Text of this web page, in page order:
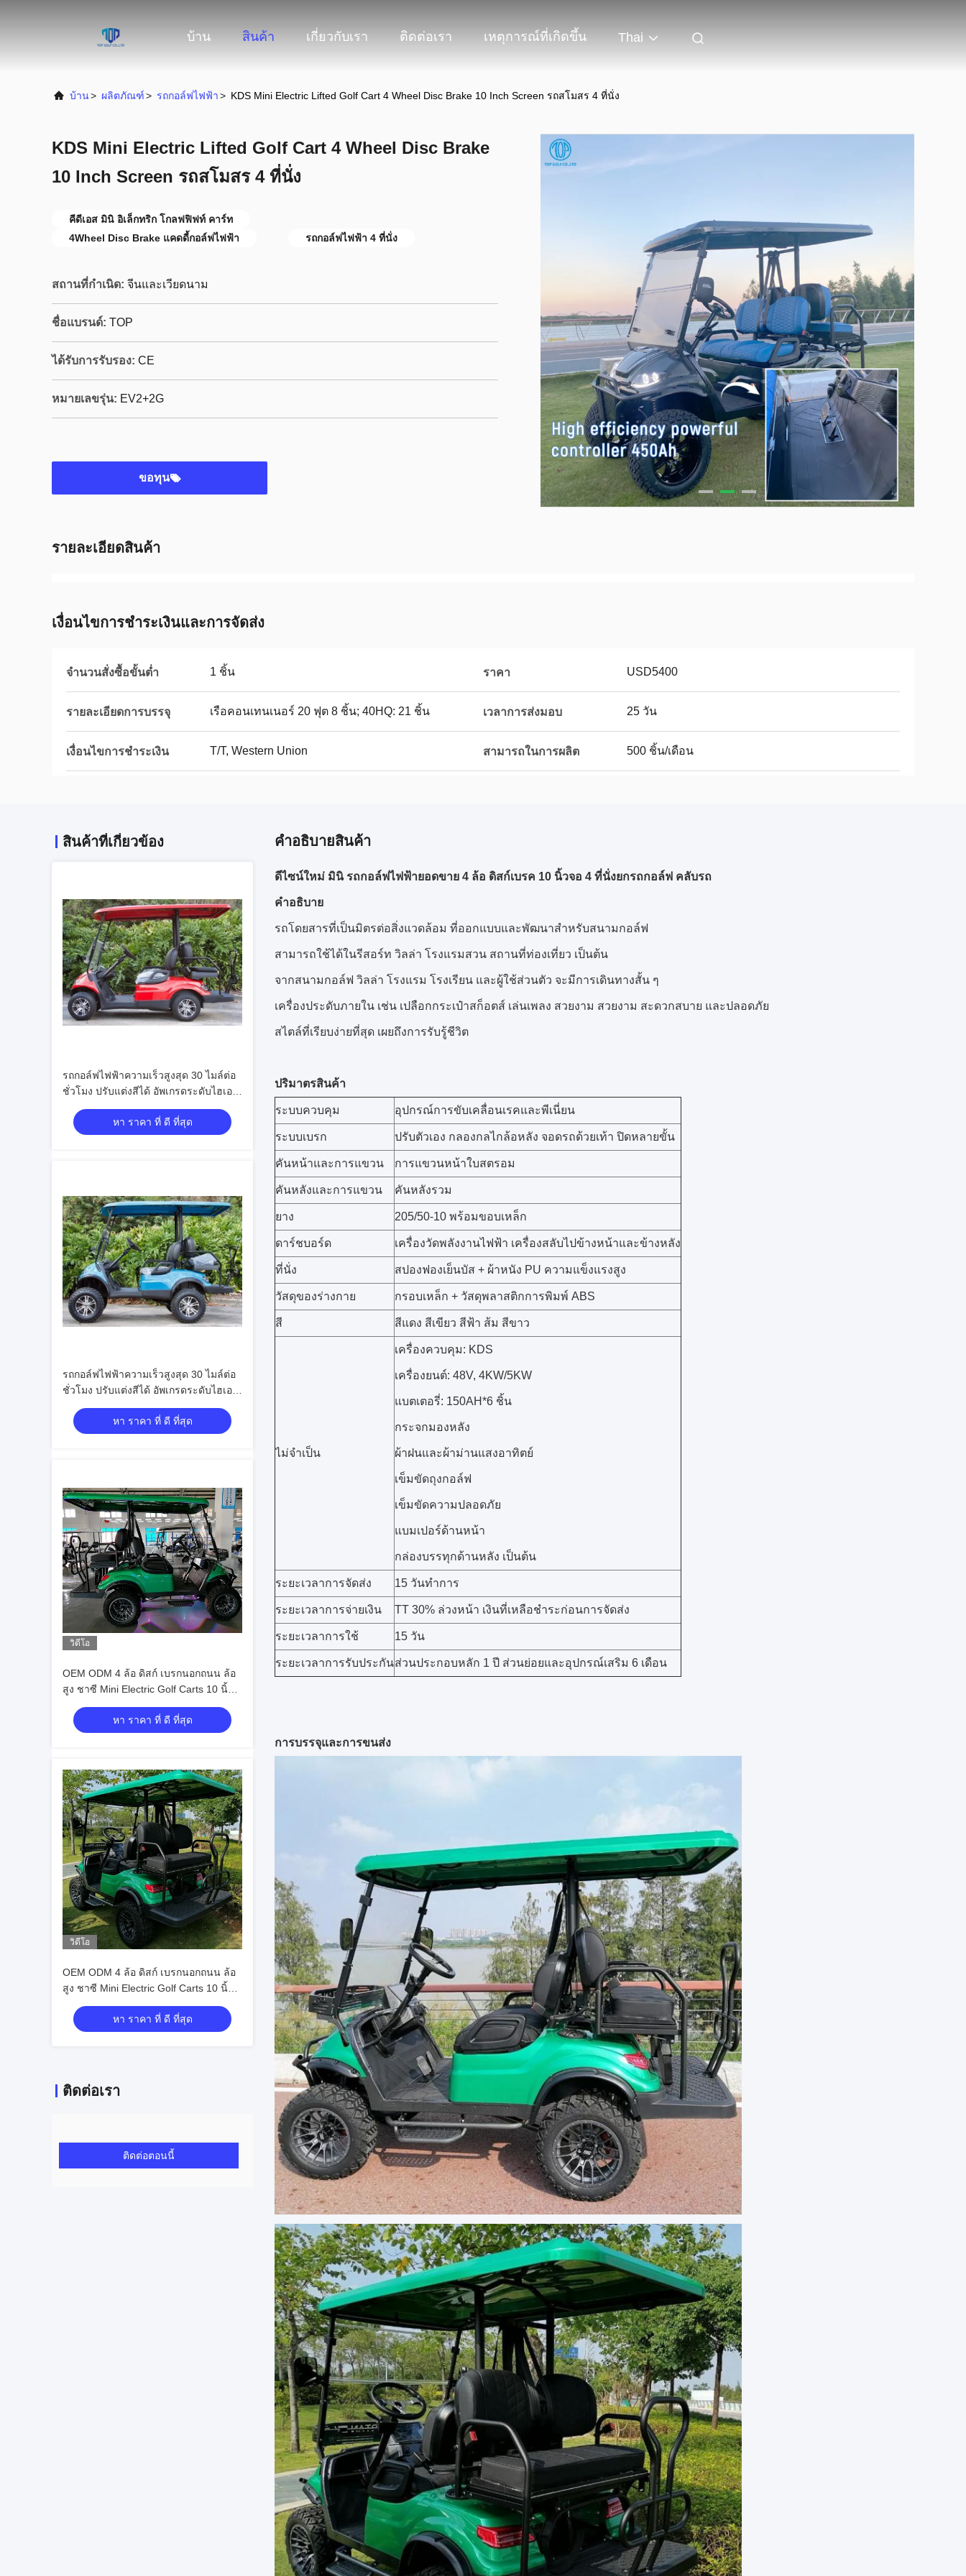
บ้าน สินค้า เกี่ยวกับเรา ติดต่อเรา เหตุการณ์ที่เกิดขึ้น Thai
บ้าน> ผลิตภัณฑ์> รถกอล์ฟไฟฟ้า> KDS Mini Electric Lifted Golf Cart 4 Wheel Disc Brake 10 Inch Screen รถสโมสร 4 ที่นั่ง
KDS Mini Electric Lifted Golf Cart 4 Wheel Disc Brake
10 Inch Screen รถสโมสร 4 ที่นั่ง
คีดีเอส มินิ อิเล็กทริก โกลฟฟิฟท์ คาร์ท
4Wheel Disc Brake แคดดี้กอล์ฟไฟฟ้า
รถกอล์ฟไฟฟ้า 4 ที่นั่ง
สถานที่กำเนิด: จีนและเวียดนาม
ชื่อแบรนด์: TOP
ได้รับการรับรอง: CE
หมายเลขรุ่น: EV2+2G
ขอทุน
รายละเอียดสินค้า
เงื่อนไขการชําระเงินและการจัดส่ง
จำนวนสั่งซื้อขั้นต่ำ 1 ชิ้น ราคา USD5400
รายละเอียดการบรรจุ เรือคอนเทนเนอร์ 20 ฟุต 8 ชิ้น; 40HQ: 21 ชิ้น เวลาการส่งมอบ 25 วัน
เงื่อนไขการชำระเงิน T/T, Western Union สามารถในการผลิต 500 ชิ้น/เดือน
สินค้าที่เกี่ยวข้อง
รถกอล์ฟไฟฟ้าความเร็วสูงสุด 30 ไมล์ต่อ
ชั่วโมง ปรับแต่งสีได้ อัพเกรดระดับไฮเอน
หา ราคา ที่ ดี ที่สุด
รถกอล์ฟไฟฟ้าความเร็วสูงสุด 30 ไมล์ต่อ
ชั่วโมง ปรับแต่งสีได้ อัพเกรดระดับไฮเอน
หา ราคา ที่ ดี ที่สุด
วิดีโอ
OEM ODM 4 ล้อ ดิสก์ เบรกนอกถนน ล้อ
สูง ชาซี Mini Electric Golf Carts 10 นิ้ว
IP66 แสดง 4 ที่นั่ง Golf Cart
หา ราคา ที่ ดี ที่สุด
วิดีโอ
OEM ODM 4 ล้อ ดิสก์ เบรกนอกถนน ล้อ
สูง ชาซี Mini Electric Golf Carts 10 นิ้ว
IP66 แสดง 4 ที่นั่ง Golf Cart
หา ราคา ที่ ดี ที่สุด
ติดต่อเรา
ติดต่อตอนนี้
คําอธิบายสินค้า
ดีไซน์ใหม่ มินิ รถกอล์ฟไฟฟ้ายอดขาย 4 ล้อ ดิสก์เบรค 10 นิ้วจอ 4 ที่นั่งยกรถกอล์ฟ คลับรถ
คําอธิบาย
รถโดยสารที่เป็นมิตรต่อสิ่งแวดล้อม ที่ออกแบบและพัฒนาสําหรับสนามกอล์ฟ
สามารถใช้ได้ในรีสอร์ท วิลล่า โรงแรมสวน สถานที่ท่องเที่ยว เป็นต้น
จากสนามกอล์ฟ วิลล่า โรงแรม โรงเรียน และผู้ใช้ส่วนตัว จะมีการเดินทางสั้น ๆ
เครื่องประดับภายใน เช่น เปลือกกระเป๋าสก็อตส์ เล่นเพลง สวยงาม สวยงาม สะดวกสบาย และปลอดภัย
สไตล์ที่เรียบง่ายที่สุด เผยถึงการรับรู้ชีวิต
ปริมาตรสินค้า
ระบบควบคุม อุปกรณ์การขับเคลื่อนเรคและพีเนี่ยน
ระบบเบรก ปรับตัวเอง กลองกลไกล้อหลัง จอดรถด้วยเท้า ปิดหลายขั้น
คันหน้าและการแขวน การแขวนหน้าใบสตรอม
คันหลังและการแขวน คันหลังรวม
ยาง 205/50-10 พร้อมขอบเหล็ก
ดาร์ชบอร์ด เครื่องวัดพลังงานไฟฟ้า เครื่องสลับไปข้างหน้าและข้างหลัง
ที่นั่ง สปองฟองเย็นบัส + ผ้าหนัง PU ความแข็งแรงสูง
วัสดุของร่างกาย กรอบเหล็ก + วัสดุพลาสติกการพิมพ์ ABS
สี สีแดง สีเขียว สีฟ้า ส้ม สีขาว
ไม่จําเป็น
เครื่องควบคุม: KDS
เครื่องยนต์: 48V, 4KW/5KW
แบตเตอรี่: 150AH*6 ชิ้น
กระจกมองหลัง
ผ้าฝนและผ้าม่านแสงอาทิตย์
เข็มขัดถุงกอล์ฟ
เข็มขัดความปลอดภัย
แบมเปอร์ด้านหน้า
กล่องบรรทุกด้านหลัง เป็นต้น
ระยะเวลาการจัดส่ง 15 วันทําการ
ระยะเวลาการจ่ายเงิน TT 30% ล่วงหน้า เงินที่เหลือชําระก่อนการจัดส่ง
ระยะเวลาการใช้ 15 วัน
ระยะเวลาการรับประกันส่วนประกอบหลัก 1 ปี ส่วนย่อยและอุปกรณ์เสริม 6 เดือน
การบรรจุและการขนส่ง